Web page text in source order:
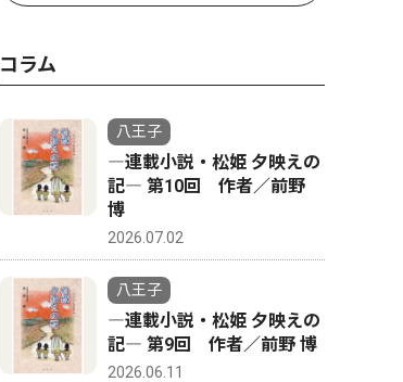
コラム
八王子
―連載小説・松姫 夕映えの
記― 第10回 作者／前野
博
2026.07.02
八王子
―連載小説・松姫 夕映えの
記― 第9回 作者／前野 博
2026.06.11